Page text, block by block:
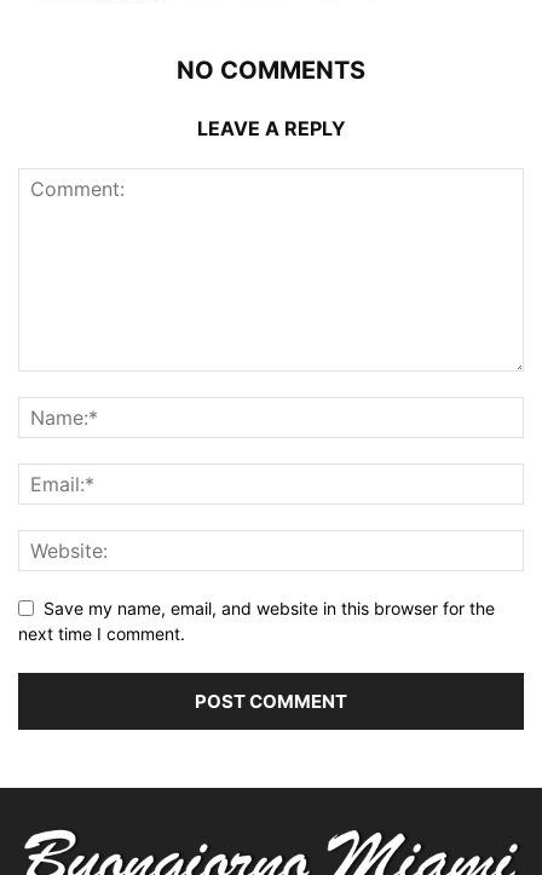
NO COMMENTS
LEAVE A REPLY
Save my name, email, and website in this browser for the
next time I comment.